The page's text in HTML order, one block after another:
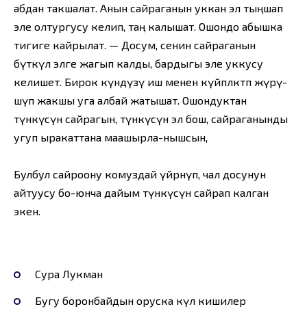
абдан такшалат. Анын сайраганын уккан эл тыңшап
эле олтургусу келип, таң калышат. Ошондо абышка
тигиге кайрылат. — Досум, сенин сайраганын
бүткүл элге жагып калды, бардыгы эле уккусу
келишет. Бирок күндүзү иш менен күйпөлөктөп жүрү-
шүп жакшы уга албай жатышат. Ошондуктан
түнкүсүн сайрагын, түнкүсүн эл бош, сайраганынды
угуп ыракаттана маашырла-нышсын,
Булбул сайроону комуздай үйрөнүп, чал досунун
айтуусу бо-юнча дайым түнкүсүн сайрап калган
экен.
Сура Лукман
Бугу боронбайдын оруска өкүл кишилер